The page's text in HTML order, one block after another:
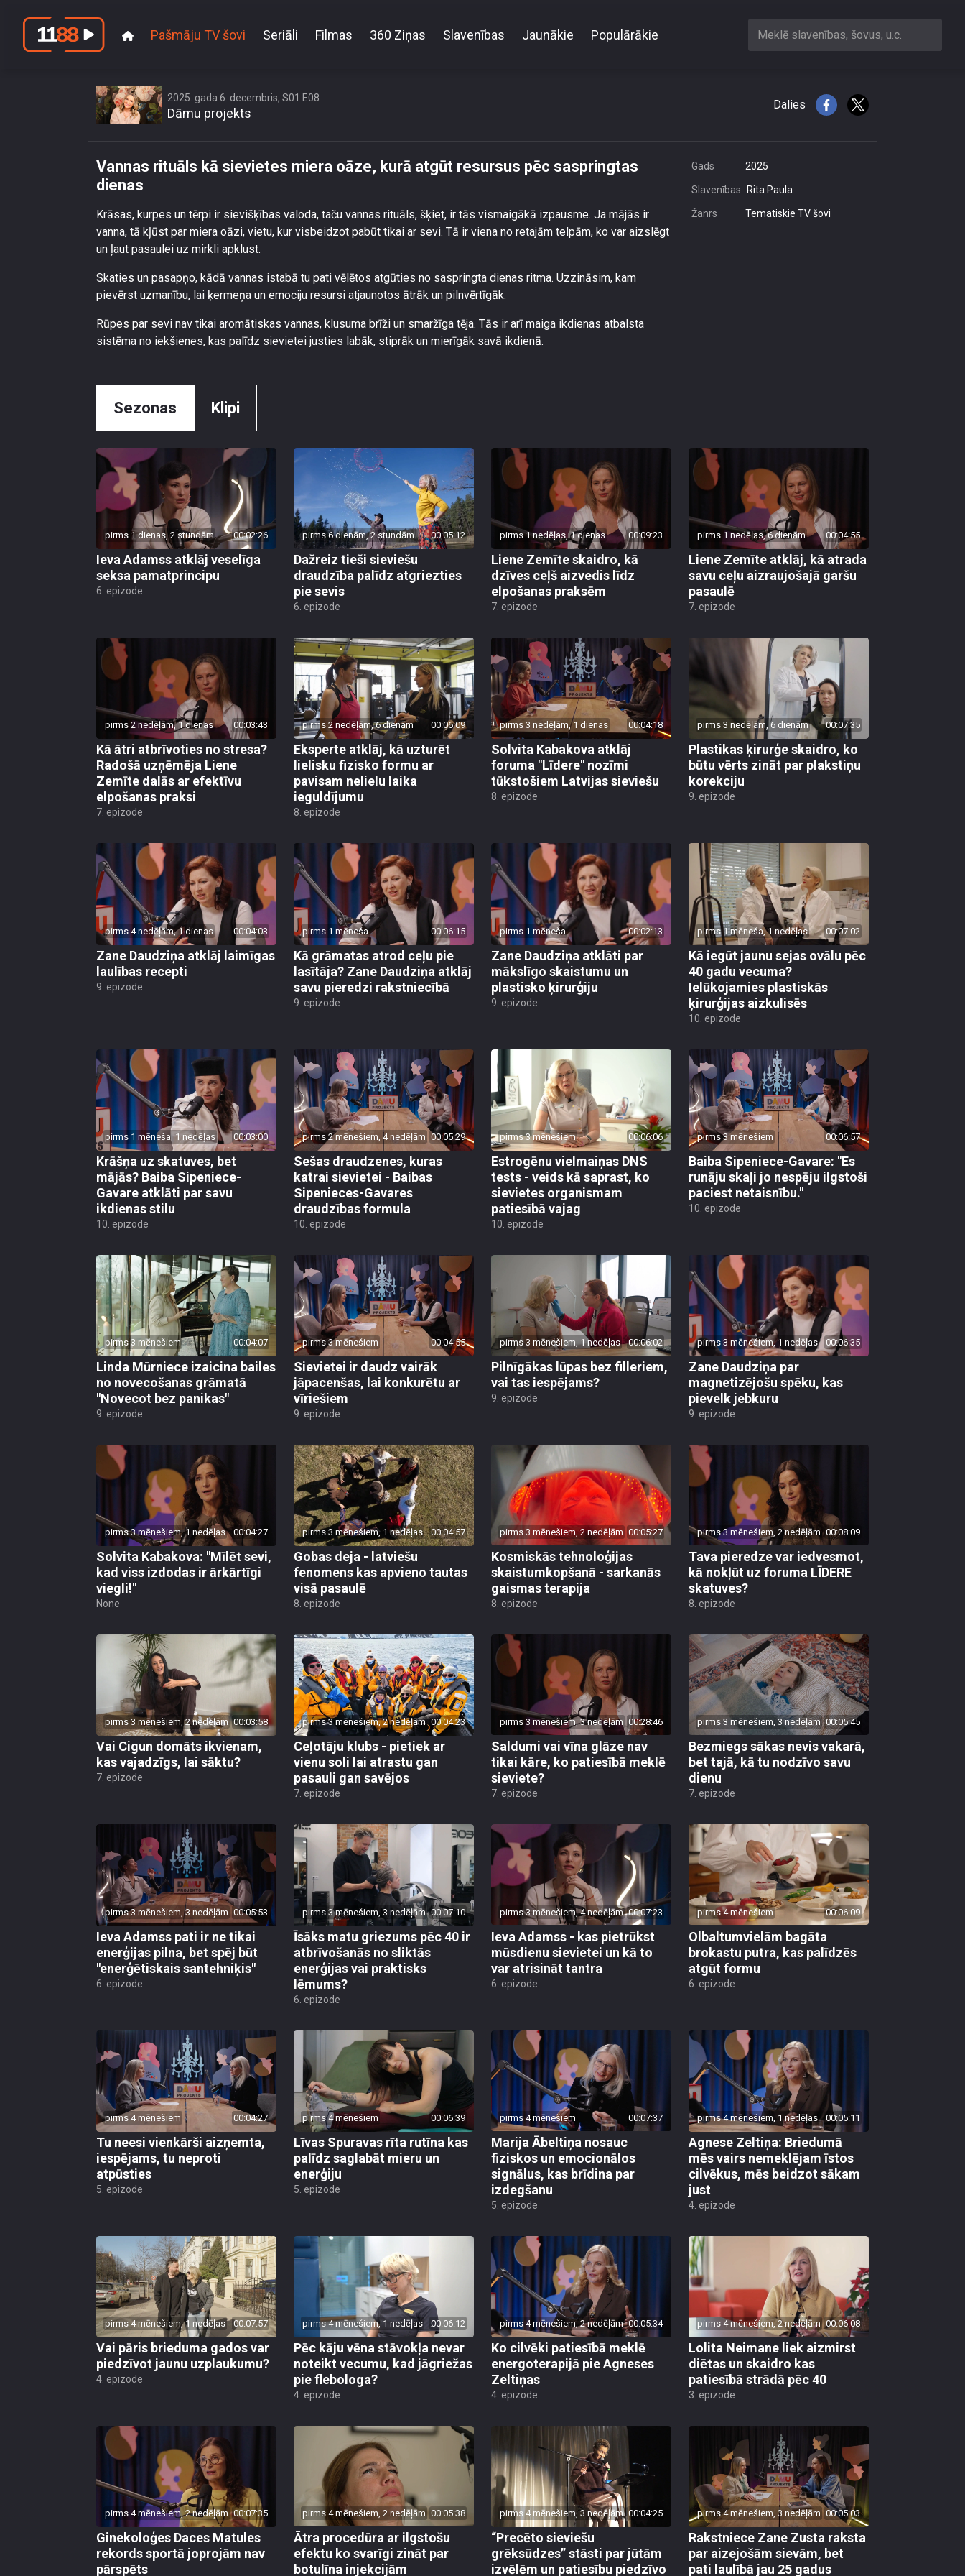
Pašmāju TV šovi Seriāli Filmas 360 Ziņas Slavenības Jaunākie Populārākie Meklē slavenības, šovus, u.c.
2025. gada 6. decembris, S01 E08
Dāmu projekts
Dalies
Vannas rituāls kā sievietes miera oāze, kurā atgūt resursus pēc saspringtas
dienas
Krāsas, kurpes un tērpi ir sievišķības valoda, taču vannas rituāls, šķiet, ir tās vismaigākā izpausme. Ja mājās ir
vanna, tā kļūst par miera oāzi, vietu, kur visbeidzot pabūt tikai ar sevi. Tā ir viena no retajām telpām, ko var aizslēgt
un ļaut pasaulei uz mirkli apklust.
Skaties un pasapņo, kādā vannas istabā tu pati vēlētos atgūties no saspringta dienas ritma. Uzzināsim, kam
pievērst uzmanību, lai ķermeņa un emociju resursi atjaunotos ātrāk un pilnvērtīgāk.
Rūpes par sevi nav tikai aromātiskas vannas, klusuma brīži un smaržīga tēja. Tās ir arī maiga ikdienas atbalsta
sistēma no iekšienes, kas palīdz sievietei justies labāk, stiprāk un mierīgāk savā ikdienā.
Gads 2025
Slavenības Rita Paula
Žanrs Tematiskie TV šovi
Sezonas Klipi
pirms 1 dienas, 2 stundām 00:02:26
Ieva Adamss atklāj veselīga
seksa pamatprincipu
6. epizode
pirms 6 dienām, 2 stundām 00:05:12
Dažreiz tieši sieviešu
draudzība palīdz atgriezties
pie sevis
6. epizode
pirms 1 nedēļas, 1 dienas 00:09:23
Liene Zemīte skaidro, kā
dzīves ceļš aizvedis līdz
elpošanas praksēm
7. epizode
pirms 1 nedēļas, 6 dienām 00:04:55
Liene Zemīte atklāj, kā atrada
savu ceļu aizraujošajā garšu
pasaulē
7. epizode
pirms 2 nedēļām, 1 dienas 00:03:43
Kā ātri atbrīvoties no stresa?
Radošā uzņēmēja Liene
Zemīte dalās ar efektīvu
elpošanas praksi
7. epizode
pirms 2 nedēļām, 6 dienām 00:06:09
Eksperte atklāj, kā uzturēt
lielisku fizisko formu ar
pavisam nelielu laika
ieguldījumu
8. epizode
pirms 3 nedēļām, 1 dienas 00:04:18
Solvita Kabakova atklāj
foruma "Līdere" nozīmi
tūkstošiem Latvijas sieviešu
8. epizode
pirms 3 nedēļām, 6 dienām 00:07:35
Plastikas ķirurģe skaidro, ko
būtu vērts zināt par plakstiņu
korekciju
9. epizode
pirms 4 nedēļām, 1 dienas 00:04:03
Zane Daudziņa atklāj laimīgas
laulības recepti
9. epizode
pirms 1 mēneša 00:06:15
Kā grāmatas atrod ceļu pie
lasītāja? Zane Daudziņa atklāj
savu pieredzi rakstniecībā
9. epizode
pirms 1 mēneša 00:02:13
Zane Daudziņa atklāti par
mākslīgo skaistumu un
plastisko ķirurģiju
9. epizode
pirms 1 mēneša, 1 nedēļas 00:07:02
Kā iegūt jaunu sejas ovālu pēc
40 gadu vecuma?
Ielūkojamies plastiskās
ķirurģijas aizkulisēs
10. epizode
pirms 1 mēneša, 1 nedēļas 00:03:00
Krāšņa uz skatuves, bet
mājās? Baiba Sipeniece-
Gavare atklāti par savu
ikdienas stilu
10. epizode
pirms 2 mēnešiem, 4 nedēļām 00:05:29
Sešas draudzenes, kuras
katrai sievietei - Baibas
Sipenieces-Gavares
draudzības formula
10. epizode
pirms 3 mēnešiem 00:06:06
Estrogēnu vielmaiņas DNS
tests - veids kā saprast, ko
sievietes organismam
patiesībā vajag
10. epizode
pirms 3 mēnešiem 00:06:57
Baiba Sipeniece-Gavare: "Es
runāju skaļi jo nespēju ilgstoši
paciest netaisnību."
10. epizode
pirms 3 mēnešiem 00:04:07
Linda Mūrniece izaicina bailes
no novecošanas grāmatā
"Novecot bez panikas"
9. epizode
pirms 3 mēnešiem 00:04:55
Sievietei ir daudz vairāk
jāpacenšas, lai konkurētu ar
vīriešiem
9. epizode
pirms 3 mēnešiem, 1 nedēļas 00:06:02
Pilnīgākas lūpas bez filleriem,
vai tas iespējams?
9. epizode
pirms 3 mēnešiem, 1 nedēļas 00:06:35
Zane Daudziņa par
magnetizējošu spēku, kas
pievelk jebkuru
9. epizode
pirms 3 mēnešiem, 1 nedēļas 00:04:27
Solvita Kabakova: "Mīlēt sevi,
kad viss izdodas ir ārkārtīgi
viegli!"
None
pirms 3 mēnešiem, 1 nedēļas 00:04:57
Gobas deja - latviešu
fenomens kas apvieno tautas
visā pasaulē
8. epizode
pirms 3 mēnešiem, 2 nedēļām 00:05:27
Kosmiskās tehnoloģijas
skaistumkopšanā - sarkanās
gaismas terapija
8. epizode
pirms 3 mēnešiem, 2 nedēļām 00:08:09
Tava pieredze var iedvesmot,
kā nokļūt uz foruma LĪDERE
skatuves?
8. epizode
pirms 3 mēnešiem, 2 nedēļām 00:03:58
Vai Cigun domāts ikvienam,
kas vajadzīgs, lai sāktu?
7. epizode
pirms 3 mēnešiem, 2 nedēļām 00:04:23
Ceļotāju klubs - pietiek ar
vienu soli lai atrastu gan
pasauli gan savējos
7. epizode
pirms 3 mēnešiem, 3 nedēļām 00:28:46
Saldumi vai vīna glāze nav
tikai kāre, ko patiesībā meklē
sieviete?
7. epizode
pirms 3 mēnešiem, 3 nedēļām 00:05:45
Bezmiegs sākas nevis vakarā,
bet tajā, kā tu nodzīvo savu
dienu
7. epizode
pirms 3 mēnešiem, 3 nedēļām 00:05:53
Ieva Adamss pati ir ne tikai
enerģijas pilna, bet spēj būt
"enerģētiskais santehniķis"
6. epizode
pirms 3 mēnešiem, 3 nedēļām 00:07:10
Īsāks matu griezums pēc 40 ir
atbrīvošanās no sliktās
enerģijas vai praktisks
lēmums?
6. epizode
pirms 3 mēnešiem, 4 nedēļām 00:07:23
Ieva Adamss - kas pietrūkst
mūsdienu sievietei un kā to
var atrisināt tantra
6. epizode
pirms 4 mēnešiem 00:06:09
Olbaltumvielām bagāta
brokastu putra, kas palīdzēs
atgūt formu
6. epizode
pirms 4 mēnešiem 00:04:27
Tu neesi vienkārši aizņemta,
iespējams, tu neproti
atpūsties
5. epizode
pirms 4 mēnešiem 00:06:39
Līvas Spuravas rīta rutīna kas
palīdz saglabāt mieru un
enerģiju
5. epizode
pirms 4 mēnešiem 00:07:37
Marija Ābeltiņa nosauc
fiziskos un emocionālos
signālus, kas brīdina par
izdegšanu
5. epizode
pirms 4 mēnešiem, 1 nedēļas 00:05:11
Agnese Zeltiņa: Briedumā
mēs vairs nemeklējam īstos
cilvēkus, mēs beidzot sākam
just
4. epizode
pirms 4 mēnešiem, 1 nedēļas 00:07:57
Vai pāris brieduma gados var
piedzīvot jaunu uzplaukumu?
4. epizode
pirms 4 mēnešiem, 1 nedēļas 00:06:12
Pēc kāju vēna stāvokļa nevar
noteikt vecumu, kad jāgriežas
pie flebologa?
4. epizode
pirms 4 mēnešiem, 2 nedēļām 00:05:34
Ko cilvēki patiesībā meklē
energoterapijā pie Agneses
Zeltiņas
4. epizode
pirms 4 mēnešiem, 2 nedēļām 00:06:08
Lolita Neimane liek aizmirst
diētas un skaidro kas
patiesībā strādā pēc 40
3. epizode
pirms 4 mēnešiem, 2 nedēļām 00:07:35
Ginekoloģes Daces Matules
rekords sportā joprojām nav
pārspēts
pirms 4 mēnešiem, 2 nedēļām 00:05:38
Ātra procedūra ar ilgstošu
efektu ko svarīgi zināt par
botulīna injekcijām
pirms 4 mēnešiem, 3 nedēļām 00:04:25
“Precēto sieviešu
grēksūdzes” stāsti par jūtām
izvēlēm un patiesību piedzīvo
pirms 4 mēnešiem, 3 nedēļām 00:05:03
Rakstniece Zane Zusta raksta
par aizejošām sievām, bet
pati laulībā jau 25 gadus